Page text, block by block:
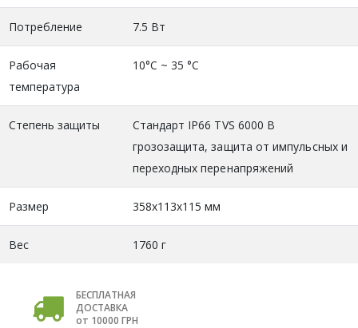
Потребление 7.5 Вт
Рабочая
температура
10°C ~ 35 °C
Степень защиты
Стандарт IP66 TVS 6000 В
грозозащита, защита от импульсных и
переходных перенапряжений
Размер 358х113х115 мм
Вес 1760 г
БЕСПЛАТНАЯ
ДОСТАВКА
от 10000 ГРН